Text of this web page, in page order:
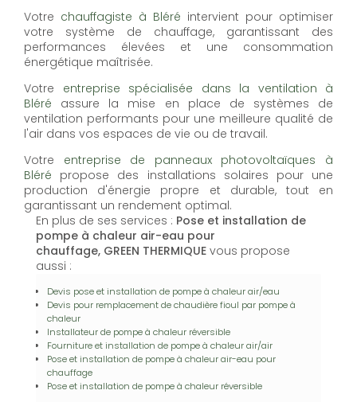
Votre chauffagiste à Bléré intervient pour optimiser
votre système de chauffage, garantissant des
performances élevées et une consommation
énergétique maîtrisée.
Votre entreprise spécialisée dans la ventilation à
Bléré assure la mise en place de systèmes de
ventilation performants pour une meilleure qualité de
l'air dans vos espaces de vie ou de travail.
Votre entreprise de panneaux photovoltaïques à
Bléré propose des installations solaires pour une
production d'énergie propre et durable, tout en
garantissant un rendement optimal.
En plus de ses services : Pose et installation de
pompe à chaleur air-eau pour
chauffage, GREEN THERMIQUE vous propose
aussi :
Devis pose et installation de pompe à chaleur air/eau
Devis pour remplacement de chaudière fioul par pompe à
chaleur
Installateur de pompe à chaleur réversible
Fourniture et installation de pompe à chaleur air/air
Pose et installation de pompe à chaleur air-eau pour
chauffage
Pose et installation de pompe à chaleur réversible